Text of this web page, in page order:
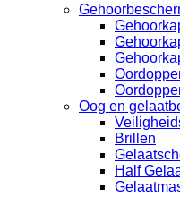
Oog en
Brillen
Half